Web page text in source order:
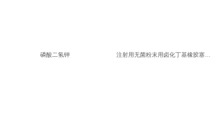
磷酸二氢钾